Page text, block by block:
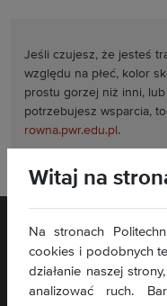
Jeśli czujesz, że jesteś
względu na płeć, kolor
prostu gorzej niż inni,
potrzebujesz wsparcia,
rowna.pwr.edu.pl.
Witaj na
Na stronach
cookies i podobnych
działanie naszej
analizować ruch.